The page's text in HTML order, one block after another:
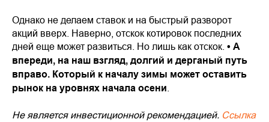
Однако не делаем ставок и на быстрый разворот
акций вверх. Наверно, отскок котировок последних
дней еще может развиться. Но лишь как отскок. • А
впереди, на наш взгляд, долгий и дерганый путь
вправо. Который к началу зимы может оставить
рынок на уровнях начала осени
Не является инвестиционной рекомендацией. Ссылка